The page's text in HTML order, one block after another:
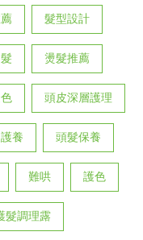
髮型設計
燙髮推薦
頭皮深層護理
養 頭髮保養
難哄 護色
髮調理露